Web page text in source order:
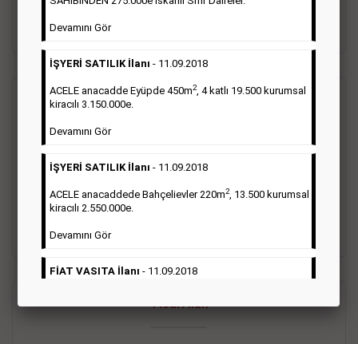
Detaylı Bilgi & İlan Örnekleri
Vasıta İlanı
Sarı sayfa ilanlar alım- satım, duyuru, mini reklam şeklinde
ifade edilebilen ilanlardır. Gazetelerin tirajını önemli ölçüde
etkilerler ve gazete gelirlerinin de önemli bir bölümünü
oluştururlar.Sabah sarı sayfa eleman ilanlarında 6 kelime
sayısı şartı aranmamaktadır.
Detaylı Bilgi & İlan Örnekleri
Ticari İlan
Devamını Gör
İŞYERİ SATILIK İlanı - 11.09.2018
ACELE anacadde Eyüpde 450m2, 4 katlı 19.500 kurumsal
kiracılı 3.150.000e.
Devamını Gör
İŞYERİ SATILIK İlanı - 11.09.2018
ACELE anacaddede Bahçelievler 220m2, 13.500 kurumsal
kiracılı 2.550.000e.
Devamını Gör
FİAT VASITA İlanı - 11.09.2018
2.800.000e kurumsal mağaza.